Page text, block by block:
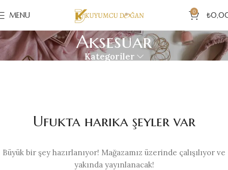
MENU 0 ₺
Aksesuar
Kategoriler
Ufukta harika şeyler var
Büyük bir şey hazırlanıyor! Mağazamız üzerinde çalışılıyor ve
yakında yayınlanacak!